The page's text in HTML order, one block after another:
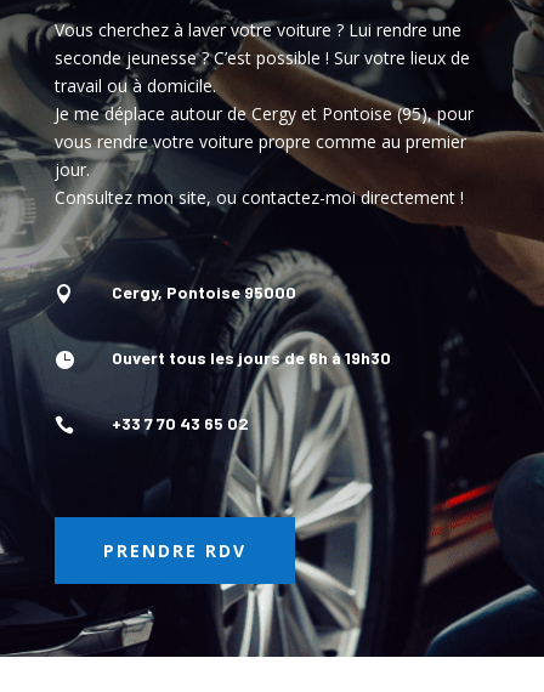
Vous cherchez à laver votre voiture ? Lui rendre une
seconde jeunesse ? C’est possible ! Sur votre lieux de
travail ou à domicile.
Je me déplace autour de Cergy et Pontoise (95), pour
vous rendre votre voiture propre comme au premier
jour.
Consultez mon site, ou contactez-moi directement !
 Cergy, Pontoise 95000
 Ouvert tous les jours de 6h à 19h30
 +33 7 70 43 65 02
PRENDRE RDV